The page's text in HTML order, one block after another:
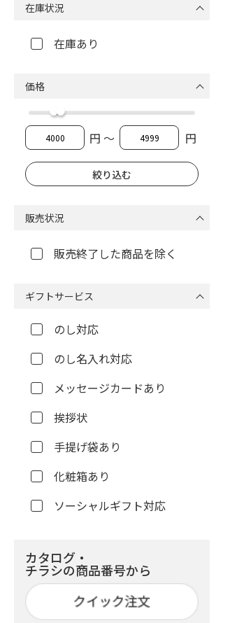
在庫状況
在庫あり
価格
円 ～ 円
販売状況
販売終了した商品を除く
ギフトサービス
のし対応
のし名入れ対応
メッセージカードあり
挨拶状
手提げ袋あり
化粧箱あり
ソーシャルギフト対応
カタログ・
チラシの商品番号から